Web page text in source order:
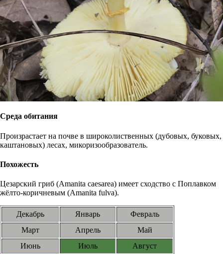
Среда обитания
Произрастает на почве в широколиственных (дубовых, буковых,
каштановых) лесах, микоризообразователь.
Похожесть
Цезарский гриб (Amanita caesarea) имеет сходство с Поплавком
жёлто-коричневым (Amanita fulva).
Декабрь Январь
Февраль
Март
Апрель
Май
Июнь
Июль
Август